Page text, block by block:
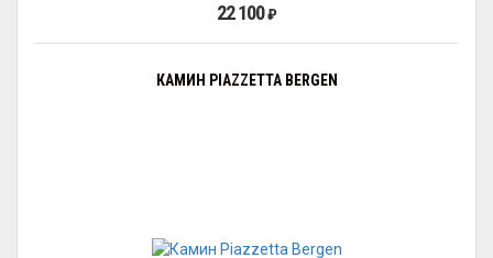
22 100₽
КАМИН PIAZZETTA BERGEN